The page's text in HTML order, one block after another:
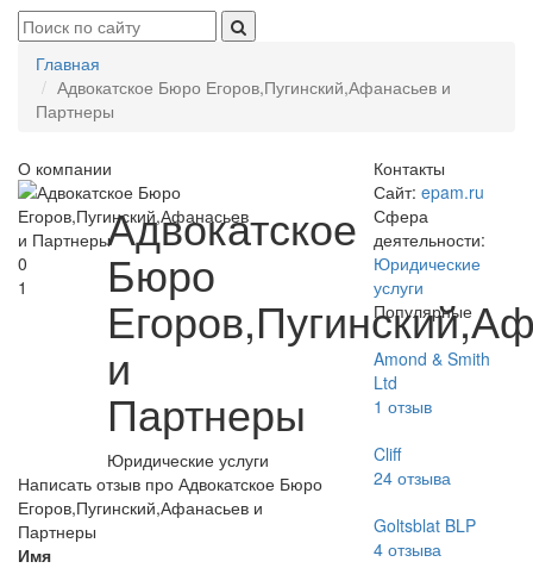
Главная
Адвокатское Бюро Егоров,Пугинский,Афанасьев и
Партнеры
О компании
0
1
Адвокатское
Бюро
и
Партнеры
Юридические услуги
Написать отзыв про Адвокатское Бюро
Егоров,Пугинский,Афанасьев и
Партнеры
Имя
Контакты
Сайт: epam.ru
Сфера
деятельности:
Юридические
услуги
Популярные
Amond & Smith
Ltd
1 отзыв
Cliff
24отзыва
Goltsblat BLP
4отзыва